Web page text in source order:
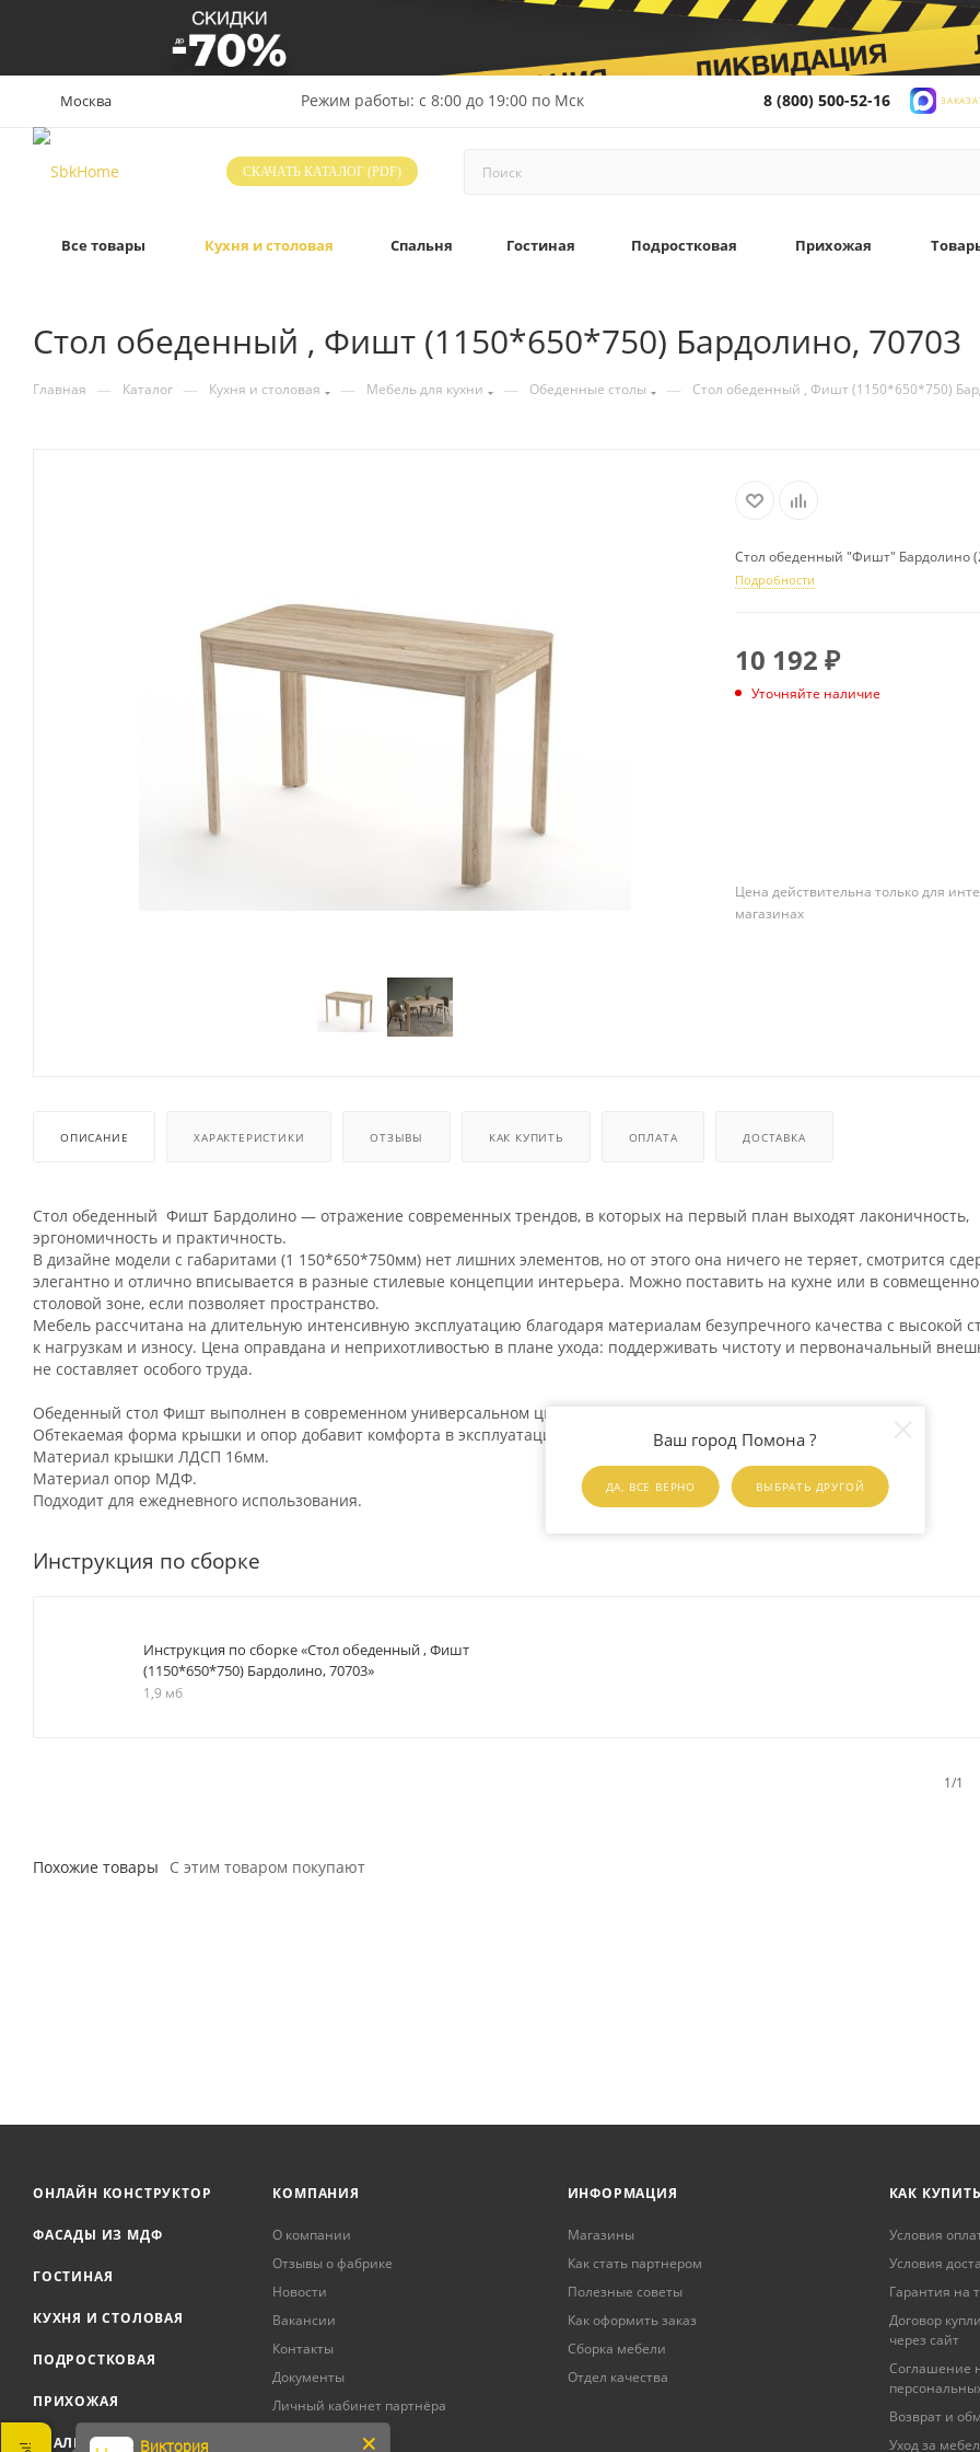
Москва
Ваш город Помона ?
ДА, ВСЕ ВЕРНО ВЫБРАТЬ ДРУГОЙ
Режим работы: с 8:00 до 19:00 по Мск 8 (800) 500-52-16
СКАЧАТЬ КАТАЛОГ (PDF)
Все товары Кухня и столовая Спальня Гостиная Подростковая Прихожая
Стол обеденный , Фишт (1150*650*750) Бардолино, 70703
Главная — Каталог — Кухня и столовая — Мебель для кухни — Обеденные столы — Стол обеденный , Фишт (1150*650*750)
Стол обеденный "Фишт" Бардолино
Подробности
10 192 ₽
Уточняйте наличие
Цена действительна только для
магазинах
ОПИСАНИЕ ХАРАКТЕРИСТИКИ ОТЗЫВЫ КАК КУПИТЬ ОПЛАТА ДОСТАВКА
Стол обеденный Фишт Бардолино — отражение современных трендов, в которых на первый план выходят лаконичность,
эргономичность и практичность.
В дизайне модели с габаритами (1 150*650*750мм) нет лишних элементов, но от этого она ничего не теряет, смотрится
элегантно и отлично вписывается в разные стилевые концепции интерьера. Можно поставить на кухне или в
столовой зоне, если позволяет пространство.
Мебель рассчитана на длительную интенсивную эксплуатацию благодаря материалам безупречного качества с высокой
к нагрузкам и износу. Цена оправдана и неприхотливостью в плане ухода: поддерживать чистоту и первоначальный
не составляет особого труда.
Обеденный стол Фишт выполнен в современном универсальном цветовом решении.
Обтекаемая форма крышки и опор добавит комфорта в эксплуатации.
Материал крышки ЛДСП 16мм.
Материал опор МДФ.
Подходит для ежедневного использования.
Инструкция по сборке
Инструкция по сборке «Стол обеденный , Фишт
(1150*650*750) Бардолино, 70703»
1,9 мб
1/1
Похожие товары С этим товаром покупают
ОНЛАЙН КОНСТРУКТОР
ФАСАДЫ ИЗ МДФ
ГОСТИНАЯ
КУХНЯ И СТОЛОВАЯ
ПОДРОСТКОВАЯ
ПРИХОЖАЯ
СПАЛЬНЯ
КОМПАНИЯ
О компании
Отзывы о фабрике
Новости
Вакансии
Контакты
Документы
Личный кабинет партнёра
ИНФОРМАЦИЯ
Магазины
Как стать партнером
Полезные советы
Как оформить заказ
Сборка мебели
Отдел качества
КАК
Условия
Условия
Гарантия на
Договор
через сайт
Соглашение
Возврат и
Уход за
Виктория